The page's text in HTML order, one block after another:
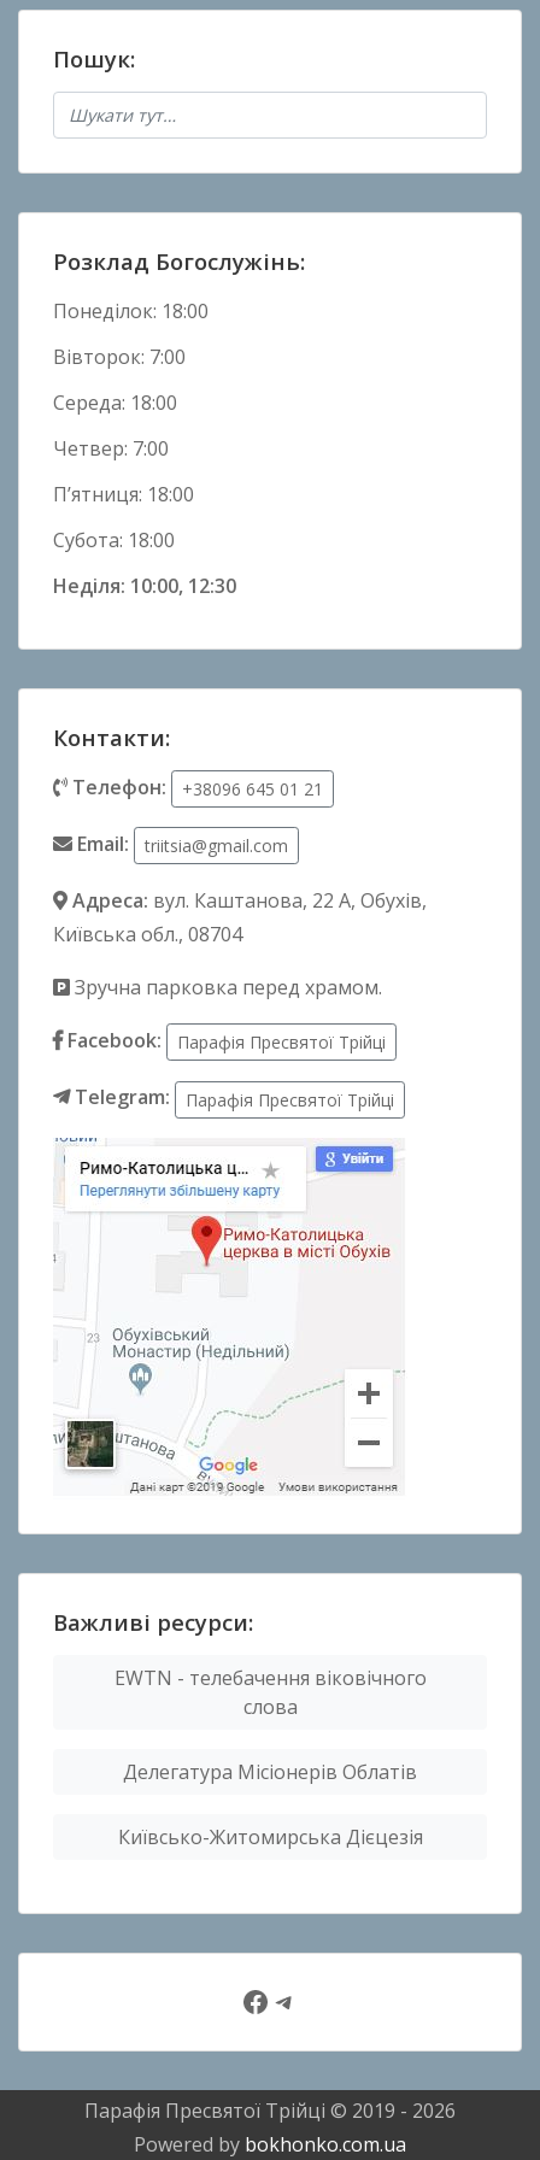
в
н
о
в
н
и
Пошук:
Розклад Богослужінь:
Понеділок: 18:00
Вівторок: 7:00
Середа: 18:00
Четвер: 7:00
П’ятниця: 18:00
Субота: 18:00
Неділя: 10:00, 12:30
Контакти:
Телефон: +38096 645 01 21
Email: triitsia@gmail.com
Адреса: вул. Каштанова, 22 А, Обухів,
Київська обл., 08704
Зручна парковка перед храмом.
Facebook:
Парафія Пресвятої Трійці
Telegram: Парафія Пресвятої Трійці
Важливі ресурси:
EWTN - телебачення віковічного
слова
Делегатура Місіонерів Облатів
Київсько-Житомирська Дієцезія
Facebook
Telegram
Парафія Пресвятої Трійці © 2019 - 2026
Powered by bokhonko.com.ua